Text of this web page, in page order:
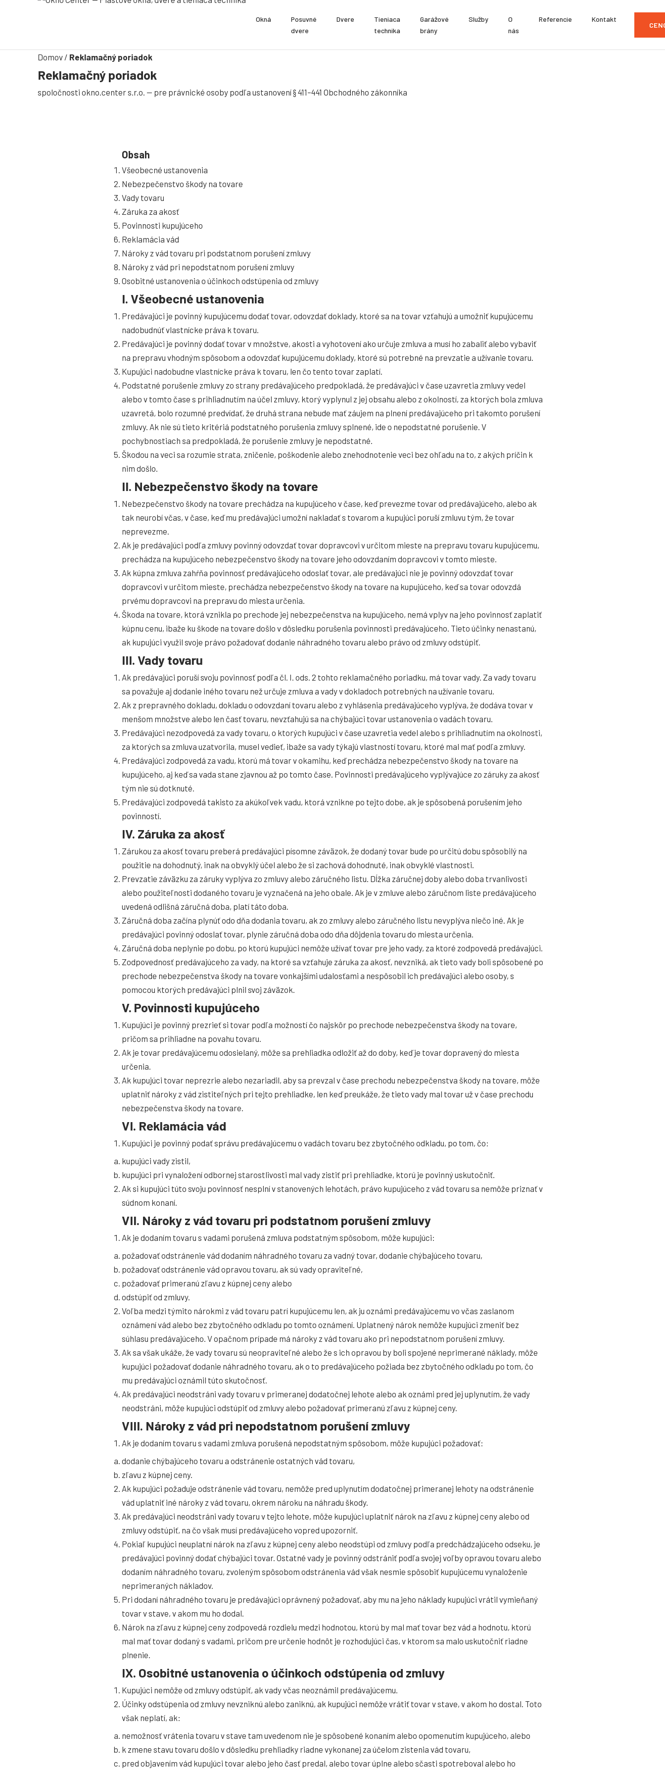
Okná
Posuvné
dvere
Dvere
Tieniaca
technika
Garážové
brány
Služby
O
nás
Referencie Kontakt
Domov / Reklamačný poriadok
Reklamačný poriadok
spoločnosti okno.center s.r.o. — pre právnické osoby podľa ustanovení § 411–441 Obchodného zákonníka
Obsah
Všeobecné ustanovenia
Nebezpečenstvo škody na tovare
Vady tovaru
Záruka za akosť
Povinnosti kupujúceho
Reklamácia vád
Nároky z vád tovaru pri podstatnom porušení zmluvy
Nároky z vád pri nepodstatnom porušení zmluvy
Osobitné ustanovenia o účinkoch odstúpenia od zmluvy
I. Všeobecné ustanovenia
Predávajúci je povinný kupujúcemu dodať tovar, odovzdať doklady, ktoré sa na tovar vzťahujú a umožniť kupujúcemu
nadobudnúť vlastnícke práva k tovaru.
Predávajúci je povinný dodať tovar v množstve, akosti a vyhotovení ako určuje zmluva a musí ho zabaliť alebo vybaviť
na prepravu vhodným spôsobom a odovzdať kupujúcemu doklady, ktoré sú potrebné na prevzatie a užívanie tovaru.
Kupujúci nadobudne vlastnícke práva k tovaru, len čo tento tovar zaplatí.
Podstatné porušenie zmluvy zo strany predávajúceho predpokladá, že predávajúci v čase uzavretia zmluvy vedel
alebo v tomto čase s prihliadnutím na účel zmluvy, ktorý vyplynul z jej obsahu alebo z okolností, za ktorých bola zmluva
uzavretá, bolo rozumné predvídať, že druhá strana nebude mať záujem na plnení predávajúceho pri takomto porušení
zmluvy. Ak nie sú tieto kritériá podstatného porušenia zmluvy splnené, ide o nepodstatné porušenie. V
pochybnostiach sa predpokladá, že porušenie zmluvy je nepodstatné.
Škodou na veci sa rozumie strata, zničenie, poškodenie alebo znehodnotenie veci bez ohľadu na to, z akých príčin k
nim došlo.
II. Nebezpečenstvo škody na tovare
Nebezpečenstvo škody na tovare prechádza na kupujúceho v čase, keď prevezme tovar od predávajúceho, alebo ak
tak neurobí včas, v čase, keď mu predávajúci umožní nakladať s tovarom a kupujúci poruší zmluvu tým, že tovar
neprevezme.
Ak je predávajúci podľa zmluvy povinný odovzdať tovar dopravcovi v určitom mieste na prepravu tovaru kupujúcemu,
prechádza na kupujúceho nebezpečenstvo škody na tovare jeho odovzdaním dopravcovi v tomto mieste.
Ak kúpna zmluva zahŕňa povinnosť predávajúceho odoslať tovar, ale predávajúci nie je povinný odovzdať tovar
dopravcovi v určitom mieste, prechádza nebezpečenstvo škody na tovare na kupujúceho, keď sa tovar odovzdá
prvému dopravcovi na prepravu do miesta určenia.
Škoda na tovare, ktorá vznikla po prechode jej nebezpečenstva na kupujúceho, nemá vplyv na jeho povinnosť zaplatiť
kúpnu cenu, ibaže ku škode na tovare došlo v dôsledku porušenia povinnosti predávajúceho. Tieto účinky nenastanú,
ak kupujúci využil svoje právo požadovať dodanie náhradného tovaru alebo právo od zmluvy odstúpiť.
III. Vady tovaru
Ak predávajúci poruší svoju povinnosť podľa čl. I. ods. 2 tohto reklamačného poriadku, má tovar vady. Za vady tovaru
sa považuje aj dodanie iného tovaru než určuje zmluva a vady v dokladoch potrebných na užívanie tovaru.
Ak z prepravného dokladu, dokladu o odovzdaní tovaru alebo z vyhlásenia predávajúceho vyplýva, že dodáva tovar v
menšom množstve alebo len časť tovaru, nevzťahujú sa na chýbajúci tovar ustanovenia o vadách tovaru.
Predávajúci nezodpovedá za vady tovaru, o ktorých kupujúci v čase uzavretia vedel alebo s prihliadnutím na okolnosti,
za ktorých sa zmluva uzatvorila, musel vedieť, ibaže sa vady týkajú vlastností tovaru, ktoré mal mať podľa zmluvy.
Predávajúci zodpovedá za vadu, ktorú má tovar v okamihu, keď prechádza nebezpečenstvo škody na tovare na
kupujúceho, aj keď sa vada stane zjavnou až po tomto čase. Povinnosti predávajúceho vyplývajúce zo záruky za akosť
tým nie sú dotknuté.
Predávajúci zodpovedá takisto za akúkoľvek vadu, ktorá vznikne po tejto dobe, ak je spôsobená porušením jeho
povinností.
IV. Záruka za akosť
Zárukou za akosť tovaru preberá predávajúci písomne záväzok, že dodaný tovar bude po určitú dobu spôsobilý na
použitie na dohodnutý, inak na obvyklý účel alebo že si zachová dohodnuté, inak obvyklé vlastnosti.
Prevzatie záväzku za záruky vyplýva zo zmluvy alebo záručného listu. Dĺžka záručnej doby alebo doba trvanlivosti
alebo použiteľnosti dodaného tovaru je vyznačená na jeho obale. Ak je v zmluve alebo záručnom liste predávajúceho
uvedená odlišná záručná doba, platí táto doba.
Záručná doba začína plynúť odo dňa dodania tovaru, ak zo zmluvy alebo záručného listu nevyplýva niečo iné. Ak je
predávajúci povinný odoslať tovar, plynie záručná doba odo dňa dôjdenia tovaru do miesta určenia.
Záručná doba neplynie po dobu, po ktorú kupujúci nemôže užívať tovar pre jeho vady, za ktoré zodpovedá predávajúci.
Zodpovednosť predávajúceho za vady, na ktoré sa vzťahuje záruka za akosť, nevzniká, ak tieto vady boli spôsobené po
prechode nebezpečenstva škody na tovare vonkajšími udalosťami a nespôsobil ich predávajúci alebo osoby, s
pomocou ktorých predávajúci plnil svoj záväzok.
V. Povinnosti kupujúceho
Kupujúci je povinný prezrieť si tovar podľa možností čo najskôr po prechode nebezpečenstva škody na tovare,
pričom sa prihliadne na povahu tovaru.
Ak je tovar predávajúcemu odosielaný, môže sa prehliadka odložiť až do doby, keď je tovar dopravený do miesta
určenia.
Ak kupujúci tovar neprezrie alebo nezariadil, aby sa prevzal v čase prechodu nebezpečenstva škody na tovare, môže
uplatniť nároky z vád zistiteľných pri tejto prehliadke, len keď preukáže, že tieto vady mal tovar už v čase prechodu
nebezpečenstva škody na tovare.
VI. Reklamácia vád
Kupujúci je povinný podať správu predávajúcemu o vadách tovaru bez zbytočného odkladu, po tom, čo:
kupujúci vady zistil,
kupujúci pri vynaložení odbornej starostlivosti mal vady zistiť pri prehliadke, ktorú je povinný uskutočniť.
Ak si kupujúci túto svoju povinnosť nesplní v stanovených lehotách, právo kupujúceho z vád tovaru sa nemôže priznať v
súdnom konaní.
VII. Nároky z vád tovaru pri podstatnom porušení zmluvy
Ak je dodaním tovaru s vadami porušená zmluva podstatným spôsobom, môže kupujúci:
požadovať odstránenie vád dodaním náhradného tovaru za vadný tovar, dodanie chýbajúceho tovaru,
požadovať odstránenie vád opravou tovaru, ak sú vady opraviteľné,
požadovať primeranú zľavu z kúpnej ceny alebo
odstúpiť od zmluvy.
Voľba medzi týmito nárokmi z vád tovaru patrí kupujúcemu len, ak ju oznámi predávajúcemu vo včas zaslanom
oznámení vád alebo bez zbytočného odkladu po tomto oznámení. Uplatnený nárok nemôže kupujúci zmeniť bez
súhlasu predávajúceho. V opačnom prípade má nároky z vád tovaru ako pri nepodstatnom porušení zmluvy.
Ak sa však ukáže, že vady tovaru sú neopraviteľné alebo že s ich opravou by boli spojené neprimerané náklady, môže
kupujúci požadovať dodanie náhradného tovaru, ak o to predávajúceho požiada bez zbytočného odkladu po tom, čo
mu predávajúci oznámil túto skutočnosť.
Ak predávajúci neodstráni vady tovaru v primeranej dodatočnej lehote alebo ak oznámi pred jej uplynutím, že vady
neodstráni, môže kupujúci odstúpiť od zmluvy alebo požadovať primeranú zľavu z kúpnej ceny.
VIII. Nároky z vád pri nepodstatnom porušení zmluvy
Ak je dodaním tovaru s vadami zmluva porušená nepodstatným spôsobom, môže kupujúci požadovať:
dodanie chýbajúceho tovaru a odstránenie ostatných vád tovaru,
zľavu z kúpnej ceny.
Ak kupujúci požaduje odstránenie vád tovaru, nemôže pred uplynutím dodatočnej primeranej lehoty na odstránenie
vád uplatniť iné nároky z vád tovaru, okrem nároku na náhradu škody.
Ak predávajúci neodstráni vady tovaru v tejto lehote, môže kupujúci uplatniť nárok na zľavu z kúpnej ceny alebo od
zmluvy odstúpiť, na čo však musí predávajúceho vopred upozorniť.
Pokiaľ kupujúci neuplatní nárok na zľavu z kúpnej ceny alebo neodstúpi od zmluvy podľa predchádzajúceho odseku, je
predávajúci povinný dodať chýbajúci tovar. Ostatné vady je povinný odstrániť podľa svojej voľby opravou tovaru alebo
dodaním náhradného tovaru, zvoleným spôsobom odstránenia vád však nesmie spôsobiť kupujúcemu vynaloženie
neprimeraných nákladov.
Pri dodaní náhradného tovaru je predávajúci oprávnený požadovať, aby mu na jeho náklady kupujúci vrátil vymieňaný
tovar v stave, v akom mu ho dodal.
Nárok na zľavu z kúpnej ceny zodpovedá rozdielu medzi hodnotou, ktorú by mal mať tovar bez vád a hodnotu, ktorú
mal mať tovar dodaný s vadami, pričom pre určenie hodnôt je rozhodujúci čas, v ktorom sa malo uskutočniť riadne
plnenie.
IX. Osobitné ustanovenia o účinkoch odstúpenia od zmluvy
Kupujúci nemôže od zmluvy odstúpiť, ak vady včas neoznámil predávajúcemu.
Účinky odstúpenia od zmluvy nevzniknú alebo zaniknú, ak kupujúci nemôže vrátiť tovar v stave, v akom ho dostal. Toto
však neplatí, ak:
nemožnosť vrátenia tovaru v stave tam uvedenom nie je spôsobené konaním alebo opomenutím kupujúceho, alebo
k zmene stavu tovaru došlo v dôsledku prehliadky riadne vykonanej za účelom zistenia vád tovaru,
pred objavením vád kupujúci tovar alebo jeho časť predal, alebo tovar úplne alebo sčasti spotreboval alebo ho